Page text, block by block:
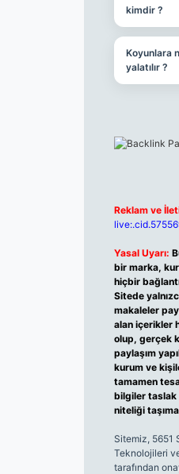
kimdir ?
Koyunlara
yalatılır ?
Reklam ve
Yasal Uyarı:
bir marka,
hiçbir
Sitede
makaleler
alan içerikler
olup, gerçek
paylaşım
kurum ve
tamamen
bilgiler taslak
niteliği
Sitemiz, 5651
Teknolojileri
tarafından